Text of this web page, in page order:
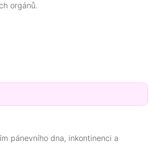
orgánů.
pánevního dna, inkontinenci a